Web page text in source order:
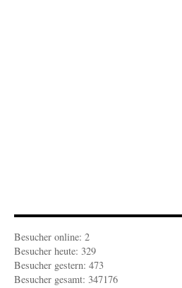
Besucher online: 2
Besucher heute: 329
Besucher gestern: 473
Besucher gesamt: 347176